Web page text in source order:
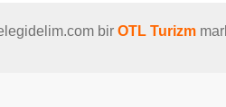
bir OTL Turizm